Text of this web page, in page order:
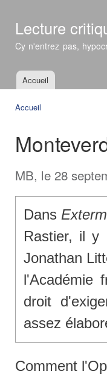
Lecture
Cy n'entrez pas,
Menu principal
Accueil
Accueil
MB, le 28
Dans
Rastier, il
Jonathan
l'Académie
droit
assez
Comment